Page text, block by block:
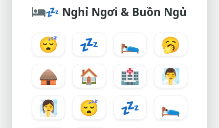
💤 Nghỉ Ngơi & Buồn Ngủ
😴 💤 🛌
🥱
🛖
🏠 🏥
🧖‍♂️
🧖‍♀️
😴 💤
🛌